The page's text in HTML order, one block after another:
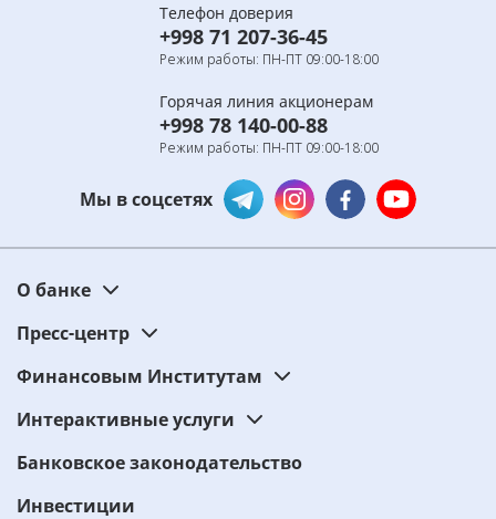
Телефон доверия
+998 71 207-36-45
Режим работы: ПН-ПТ 09:00-18:00
Горячая линия акционерам
+998 78 140-00-88
Режим работы: ПН-ПТ 09:00-18:00
Мы в соцсетях
О банке
Пресс-центр
Финансовым Институтам
Интерактивные услуги
Банковское законодательство
Инвестиции